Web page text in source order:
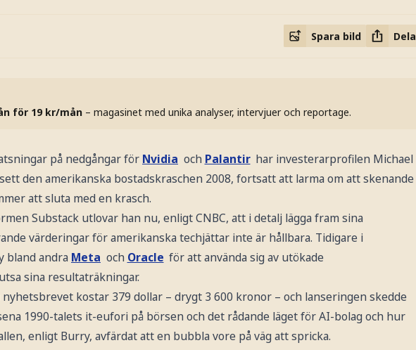
Spara bild Dela
för 19 kr/mån – magasinet med unika analyser, intervjuer och reportage.
på nedgångar för Nvidia och Palantir har investerarprofilen Michael
den amerikanska bostadskraschen 2008, fortsatt att larma om att skenande
att sluta med en krasch.
Substack utlovar han nu, enligt CNBC, att i detalj lägga fram sina
värderingar för amerikanska techjättar inte är hållbara. Tidigare i
bland andra Meta och Oracle för att använda sig av utökade
sina resultaträkningar.
kostar 379 dollar – drygt 3 600 kronor – och lanseringen skedde
1990-talets it-eufori på börsen och det rådande läget för AI-bolag och hur
enligt Burry, avfärdat att en bubbla vore på väg att spricka.